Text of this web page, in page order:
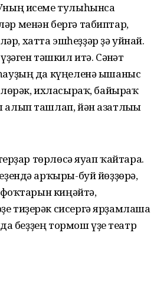
исеме тулыһынса
менән бергә табиптар,
хатта эшһеҙҙәр ҙә уйнай.
тәшкил итә. Сәнғәт
да күңеленә ышаныс
ихласыраҡ, байыраҡ
алып ташлап, йән азатлығы
төрлөсә яуап ҡайтара.
арҡыры-буй йөҙҙөрә,
киңәйтә,
тиҙерәк сисергә ярҙамлаша
беҙҙең тормош үҙе театр